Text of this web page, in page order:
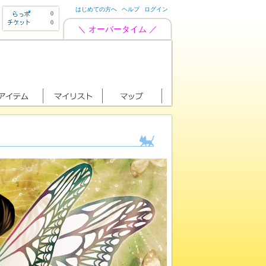
0
0
はじめての方へ ヘルプ ログイン
＼ オーバータイム ／